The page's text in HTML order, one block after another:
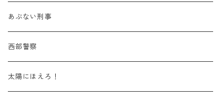
シボレー / Chevrolet
ビー・エム・ダブリュー / BMW
レクサス / LEXUS
赤箱 - 絶版（廃盤）トミカ No.60-69
赤箱 - 絶版（廃盤）トミカ No.70-79
TLV - No. LV-60-69
TLV - No. LV-70-79
TLVN - No. LV-10-19
乗用車
商用車・公用車
あぶない刑事
西部警察
太陽にほえろ！